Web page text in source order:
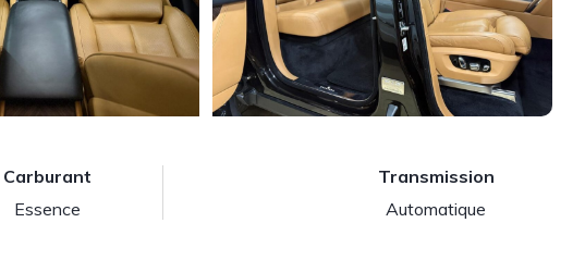
Carburant
Essence
Transmission
Automatique